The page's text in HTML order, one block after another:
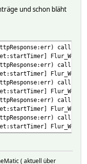
und schon bläht
( aktuell über